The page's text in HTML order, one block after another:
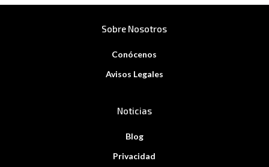
Sobre Nosotros
Conócenos
Avisos Legales
Noticias
Blog
Privacidad